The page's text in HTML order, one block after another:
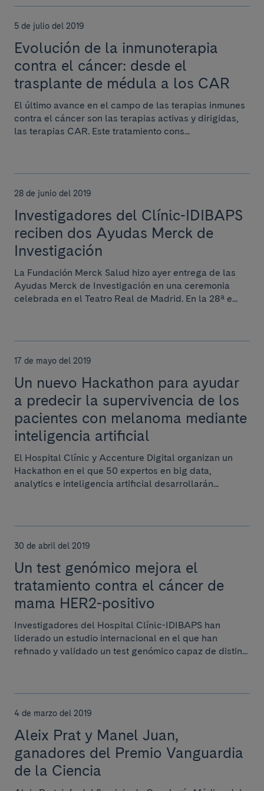
5 de julio del 2019
Evolución de la inmunoterapia
contra el cáncer: desde el
trasplante de médula a los CAR
El último avance en el campo de las terapias inmunes
contra el cáncer son las terapias activas y dirigidas,
las terapias CAR. Este tratamiento cons...
28 de junio del 2019
Investigadores del Clínic-IDIBAPS
reciben dos Ayudas Merck de
Investigación
La Fundación Merck Salud hizo ayer entrega de las
Ayudas Merck de Investigación en una ceremonia
celebrada en el Teatro Real de Madrid. En la 28ª e...
17 de mayo del 2019
Un nuevo Hackathon para ayudar
a predecir la supervivencia de los
pacientes con melanoma mediante
inteligencia artificial
El Hospital Clínic y Accenture Digital organizan un
Hackathon en el que 50 expertos en big data,
analytics e inteligencia artificial desarrollarán...
30 de abril del 2019
Un test genómico mejora el
tratamiento contra el cáncer de
mama HER2-positivo
Investigadores del Hospital Clínic-IDIBAPS han
liderado un estudio internacional en el que han
refinado y validado un test genómico capaz de distin...
4 de marzo del 2019
Aleix Prat y Manel Juan,
ganadores del Premio Vanguardia
de la Ciencia